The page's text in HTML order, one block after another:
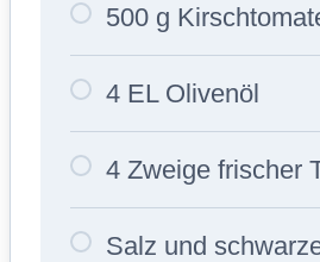
500 g
4 EL Olivenöl
4 Zweige frischer
Salz und